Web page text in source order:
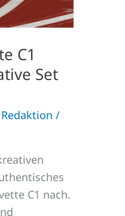
C1
Set
Redaktion /
C1 nach.